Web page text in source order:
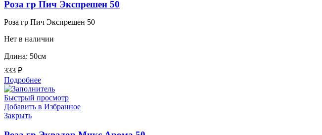
Роза гр Пич Экспрешен 50
Роза гр Пич Экспрешен 50
Нет в наличии
Длина: 50см
333 ₽
Подробнее
Быстрый просмотр
Добавить в Избранное
Закрыть